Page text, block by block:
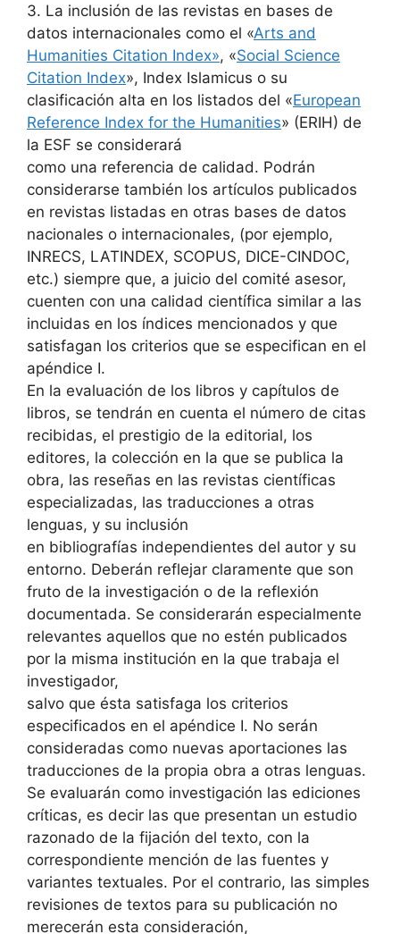
3. La inclusión de las revistas en bases de
datos internacionales como el «Arts and
Humanities Citation Index», «Social Science
Citation Index», Index Islamicus o su
clasificación alta en los listados del «European
Reference Index for the Humanities» (ERIH) de
la ESF se considerará
como una referencia de calidad. Podrán
considerarse también los artículos publicados
en revistas listadas en otras bases de datos
nacionales o internacionales, (por ejemplo,
INRECS, LATINDEX, SCOPUS, DICE-CINDOC,
etc.) siempre que, a juicio del comité asesor,
cuenten con una calidad científica similar a las
incluidas en los índices mencionados y que
satisfagan los criterios que se especifican en el
apéndice I.
En la evaluación de los libros y capítulos de
libros, se tendrán en cuenta el número de citas
recibidas, el prestigio de la editorial, los
editores, la colección en la que se publica la
obra, las reseñas en las revistas científicas
especializadas, las traducciones a otras
lenguas, y su inclusión
en bibliografías independientes del autor y su
entorno. Deberán reflejar claramente que son
fruto de la investigación o de la reflexión
documentada. Se considerarán especialmente
relevantes aquellos que no estén publicados
por la misma institución en la que trabaja el
investigador,
salvo que ésta satisfaga los criterios
especificados en el apéndice I. No serán
consideradas como nuevas aportaciones las
traducciones de la propia obra a otras lenguas.
Se evaluarán como investigación las ediciones
críticas, es decir las que presentan un estudio
razonado de la fijación del texto, con la
correspondiente mención de las fuentes y
variantes textuales. Por el contrario, las simples
revisiones de textos para su publicación no
merecerán esta consideración,